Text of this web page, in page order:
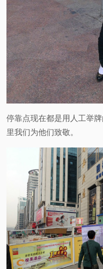
停靠点现在都是用人工举
里我们为他们致敬。